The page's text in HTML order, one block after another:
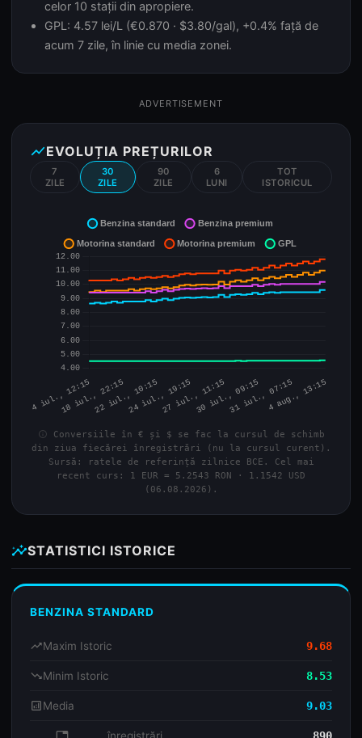
celor 10 stații din apropiere.
GPL: 4.57 lei/L (€0.870 · $3.80/gal), +0.4% față de
acum 7 zile, în linie cu media zonei.
ADVERTISEMENT
show_chartEVOLUȚIA PREȚURILOR
7
ZILE
30
ZILE
90
ZILE
6
LUNI
TOT
ISTORICUL
info Conversiile în € și $ se fac la cursul de schimb
din ziua fiecărei înregistrări (nu la cursul curent).
Sursă: ratele de referință zilnice BCE. Cel mai
recent curs: 1 EUR = 5.2543 RON · 1.1542 USD
(06.08.2026).
insightsSTATISTICI ISTORICE
BENZINA STANDARD
trending_upMaxim Istoric 9.68
trending_downMinim Istoric 8.53
analyticsMedia 9.03